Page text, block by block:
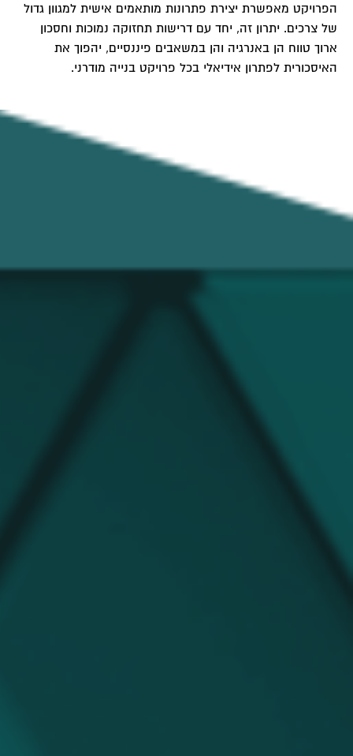
הפרויקט מאפשרת יצירת פתרונות מותאמים אישית למגוון גדול
של צרכים. יתרון זה, יחד עם דרישות תחזוקה נמוכות וחסכון
ארוך טווח הן באנרגיה והן במשאבים פיננסיים, יהפוך את
האיסכורית לפתרון אידיאלי בכל פרויקט בנייה מודרני.